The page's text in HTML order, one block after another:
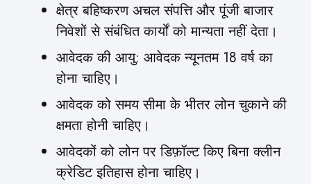
क्षेत्र बहिष्करण अचल संपत्ति और पूंजी बाजार
निवेशों से संबंधित कार्यों को मान्यता नहीं देता।
आवेदक की आयु: आवेदक न्यूनतम 18 वर्ष का
होना चाहिए।
आवेदक को समय सीमा के भीतर लोन चुकाने की
क्षमता होनी चाहिए।
आवेदकों को लोन पर डिफ़ॉल्ट किए बिना क्लीन
क्रेडिट इतिहास होना चाहिए।